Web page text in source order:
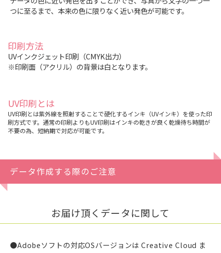
つに至るまで、本来の色に限りなく近い発色が可能です。
印刷方法
UVインクジェット印刷（CMYK出力）
※印刷面（アクリル）の背景は白となります。
UV印刷とは
UV印刷とは紫外線を照射することで硬化するインキ（UVインキ）を使った印
刷方式です。通常の印刷よりもUV印刷はインキの乾きが良く乾燥待ち時間が
不要の為、短納期で対応が可能です。
データ作成する際のご注意
お届け頂くデータに関して
●Adobeソフトの対応OSバージョンは Creative Cloud ま